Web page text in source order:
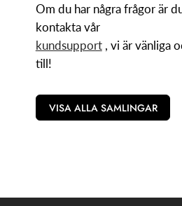
Om du har några frågor är
kontakta vår
kundsupport, vi är vänliga
till!
VISA ALLA SAMLINGAR